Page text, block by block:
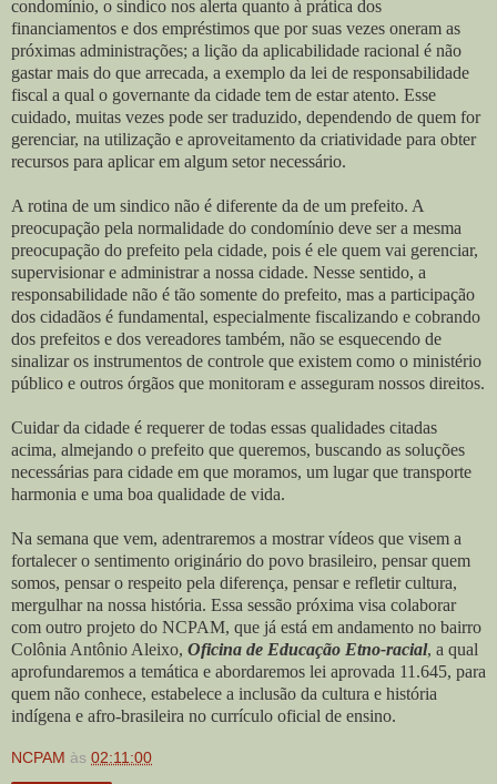
condomínio, o sindico nos alerta quanto à prática dos
financiamentos e dos empréstimos que por suas vezes oneram as
próximas administrações; a lição da aplicabilidade racional é não
gastar mais do que arrecada, a exemplo da lei de responsabilidade
fiscal a qual o governante da cidade tem de estar atento. Esse
cuidado, muitas vezes pode ser traduzido, dependendo de quem for
gerenciar, na utilização e aproveitamento da criatividade para obter
recursos para aplicar em algum setor necessário.
A rotina de um sindico não é diferente da de um prefeito. A
preocupação pela normalidade do condomínio deve ser a mesma
preocupação do prefeito pela cidade, pois é ele quem vai gerenciar,
supervisionar e administrar a nossa cidade. Nesse sentido, a
responsabilidade não é tão somente do prefeito, mas a participação
dos cidadãos é fundamental, especialmente fiscalizando e cobrando
dos prefeitos e dos vereadores também, não se esquecendo de
sinalizar os instrumentos de controle que existem como o ministério
público e outros órgãos que monitoram e asseguram nossos direitos.
Cuidar da cidade é requerer de todas essas qualidades citadas
acima, almejando o prefeito que queremos, buscando as soluções
necessárias para cidade em que moramos, um lugar que transporte
harmonia e uma boa qualidade de vida.
Na semana que vem, adentraremos a mostrar vídeos que visem a
fortalecer o sentimento originário do povo brasileiro, pensar quem
somos, pensar o respeito pela diferença, pensar e refletir cultura,
mergulhar na nossa história. Essa sessão próxima visa colaborar
com outro projeto do NCPAM, que já está em andamento no bairro
Colônia Antônio Aleixo, Oficina de Educação Etno-racial, a qual
aprofundaremos a temática e abordaremos lei aprovada 11.645, para
quem não conhece, estabelece a inclusão da cultura e história
indígena e afro-brasileira no currículo oficial de ensino.
NCPAM às 02:11:00